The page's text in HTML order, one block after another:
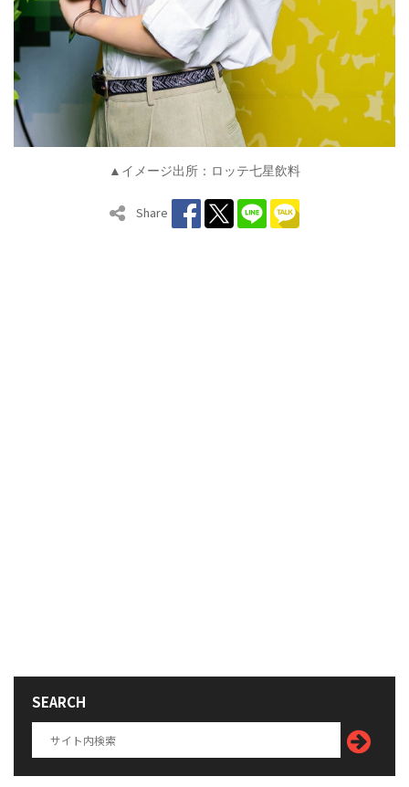
▲イメージ出所：ロッテ七星飲料
Share
SEARCH